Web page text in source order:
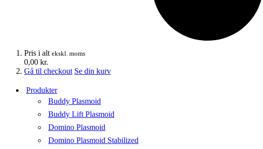
Pris i alt ekskl. moms
0,00 kr.
Gå til checkout Se din kurv
Produkter
Buddy Plasmoid
Buddy Lift Plasmoid
Domino Plasmoid
Domino Plasmoid Stabilized